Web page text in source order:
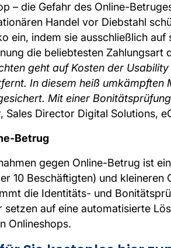
– die Gefahr des Online-
Handel vor Diebstahl
ein, indem sie ausschließlich
die beliebtesten Zahlungsart
geht auf Kosten der
In diesem heiß
Mit einer
Sales Director Digital Solutions,
Betrug
gegen Online-Betrug ist
10 Beschäftigten) und
die Identitäts- und
auf eine automatisierte
Onlineshops.